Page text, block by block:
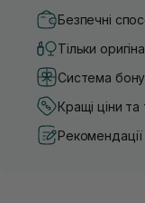
Безпечні
Тільки
Система
Кращі ціни
Рекомендації